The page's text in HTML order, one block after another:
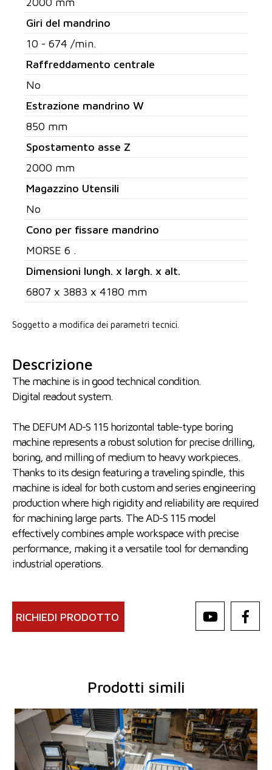
Giri del mandrino
10 - 674 /min.
Raffreddamento centrale
No
Estrazione mandrino W
850 mm
Spostamento asse Z
2000 mm
Magazzino Utensili
No
Cono per fissare mandrino
MORSE 6 .
Dimensioni lungh. x largh. x alt.
6807 x 3883 x 4180 mm
Soggetto a modifica dei parametri tecnici.
Descrizione
The machine is in good technical condition.
Digital readout system.
The DEFUM AD-S 115 horizontal table-type boring
machine represents a robust solution for precise drilling,
boring, and milling of medium to heavy workpieces.
Thanks to its design featuring a traveling spindle, this
machine is ideal for both custom and series engineering
production where high rigidity and reliability are required
for machining large parts. The AD-S 115 model
effectively combines ample workspace with precise
performance, making it a versatile tool for demanding
industrial operations.
RICHIEDI PRODOTTO
Prodotti simili
Anno di fabbricazione:
0
Sistema di controllo
Sì
Sistema di controllo Heidenhain TNC 620
Diametro di lavoro del mandrino100 mm
Spostamento asse X
1250 mm